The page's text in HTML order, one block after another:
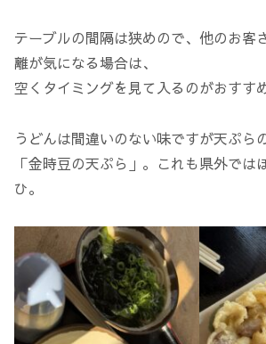
テーブルの間隔は狭めので、他のお客
離が気になる場合は、
空くタイミングを見て入るのがおすす
うどんは間違いのない味ですが天ぷら
「金時豆の天ぷら」。これも県外では
ひ。